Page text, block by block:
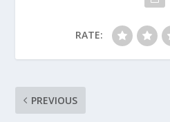
RATE:
PREVIOUS